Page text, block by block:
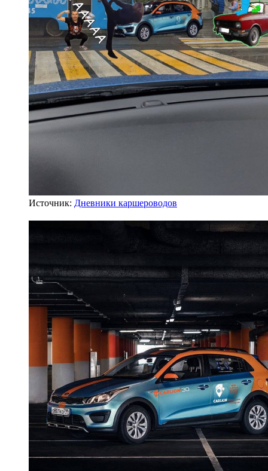
Источник: Дневники каршероводов